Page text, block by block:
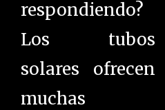
respondiendo?
Los tubos
solares ofrecen
muchas